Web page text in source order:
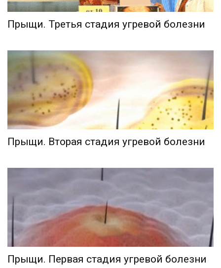
Прыщи. Третья стадия угревой болезни
Прыщи. Вторая стадия угревой болезни
Прыщи. Первая стадия угревой болезни